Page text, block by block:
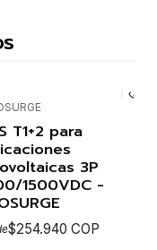
T1+2 para
3P
1500VDC -
$254.940 COP